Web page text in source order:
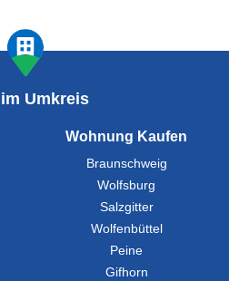
Umkreis
Wohnung Kaufen
Braunschweig
Wolfsburg
Salzgitter
Wolfenbüttel
Peine
Gifhorn